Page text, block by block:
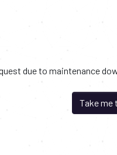
due to maintenance
Take me